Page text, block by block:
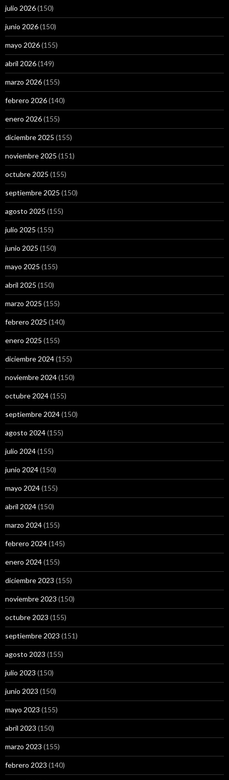
julio 2026(150)
junio 2026(150)
mayo 2026(155)
abril 2026(149)
marzo 2026(155)
febrero 2026(140)
enero 2026(155)
diciembre 2025 (155)
noviembre 2025 (151)
octubre 2025 (155)
septiembre 2025 (150)
agosto 2025 (155)
julio 2025 (155)
junio 2025 (150)
mayo 2025 (155)
abril 2025 (150)
marzo 2025 (155)
febrero 2025 (140)
enero 2025 (155)
diciembre 2024(155)
noviembre 2024(150)
octubre 2024(155)
septiembre 2024(150)
agosto 2024(155)
julio 2024(155)
junio 2024(150)
mayo 2024(155)
abril 2024(150)
marzo 2024(155)
febrero 2024(145)
enero 2024(155)
diciembre 2023 (155)
noviembre 2023 (150)
octubre 2023 (155)
septiembre 2023 (151)
agosto 2023 (155)
julio 2023 (150)
junio 2023 (150)
mayo 2023 (155)
abril 2023 (150)
marzo 2023 (155)
febrero 2023 (140)